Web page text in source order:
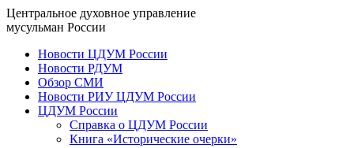
Центральное духовное управление
мусульман России
Новости ЦДУМ России
Новости РДУМ
Обзор СМИ
Новости РИУ ЦДУМ России
ЦДУМ России
Справка о ЦДУМ России
Книга «Исторические очерки»